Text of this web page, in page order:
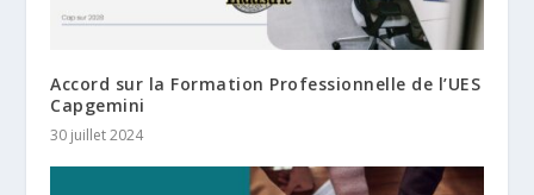
Accord sur la Formation Professionnelle de l’UES
Capgemini
30 juillet 2024